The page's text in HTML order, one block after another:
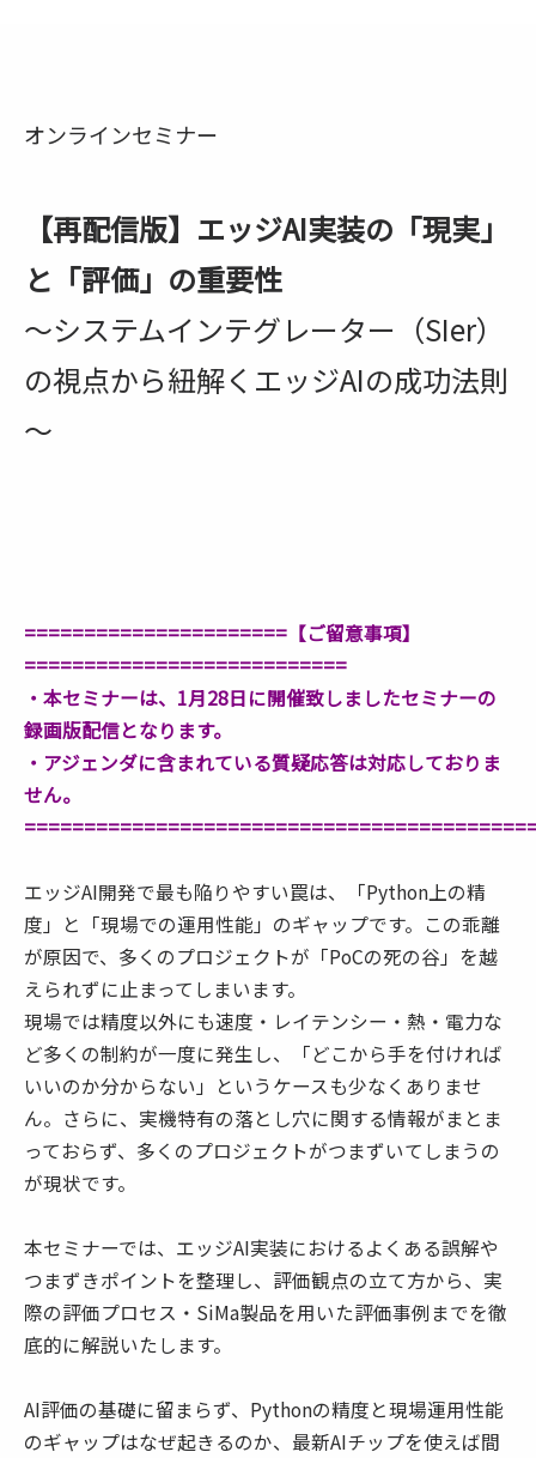
オンラインセミナー
【再配信版】エッジAI実装の「現実」
と「評価」の重要性
～システムインテグレーター（SIer）
の視点から紐解くエッジAIの成功法則
～
======================【ご留意事項】
===========================
・本セミナーは、1月28日に開催致しましたセミナーの
録画版配信となります。
・アジェンダに含まれている質疑応答は対応しておりま
せん。
エッジAI開発で最も陥りやすい罠は、「Python上の精
度」と「現場での運用性能」のギャップです。この乖離
が原因で、多くのプロジェクトが「PoCの死の谷」を越
えられずに止まってしまいます。
現場では精度以外にも速度・レイテンシー・熱・電力な
ど多くの制約が一度に発生し、「どこから手を付ければ
いいのか分からない」というケースも少なくありませ
ん。さらに、実機特有の落とし穴に関する情報がまとま
っておらず、多くのプロジェクトがつまずいてしまうの
が現状です。
本セミナーでは、エッジAI実装におけるよくある誤解や
つまずきポイントを整理し、評価観点の立て方から、実
際の評価プロセス・SiMa製品を用いた評価事例までを徹
底的に解説いたします。
AI評価の基礎に留まらず、Pythonの精度と現場運用性能
のギャップはなぜ起きるのか、最新AIチップを使えば間